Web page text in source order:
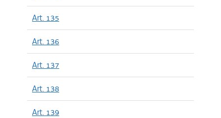
Art. 135
Art. 136
Art. 137
Art. 138
Art. 139